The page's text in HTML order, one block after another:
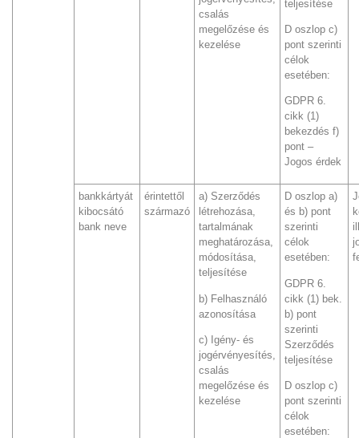
csalás
megelőzése és
kezelése
teljesítése
D oszlop c)
pont szerinti
célok
esetében:
GDPR 6.
cikk (1)
bekezdés f)
pont –
Jogos érdek
bankkártyát
kibocsátó
bank neve
érintettől
származó
a) Szerződés
létrehozása,
tartalmának
meghatározása,
módosítása,
teljesítése
b) Felhasználó
azonosítása
c) Igény- és
jogérvényesítés,
csalás
megelőzése és
kezelése
D oszlop a)
és b) pont
szerinti
célok
esetében:
GDPR 6.
cikk (1) bek.
b) pont
szerinti
Szerződés
teljesítése
D oszlop c)
pont szerinti
célok
esetében: